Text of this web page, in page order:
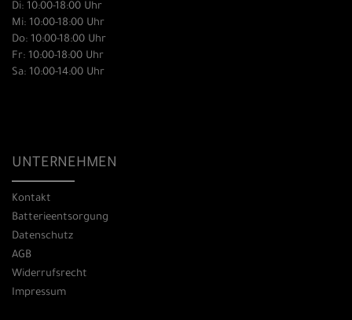
Di: 10:00-18:00 Uhr
Mi: 10:00-18:00 Uhr
Do: 10:00-18:00 Uhr
Fr: 10:00-18:00 Uhr
Sa: 10:00-14:00 Uhr
UNTERNEHMEN
Kontakt
Batterieentsorgung
Datenschutz
AGB
Widerrufsrecht
Impressum